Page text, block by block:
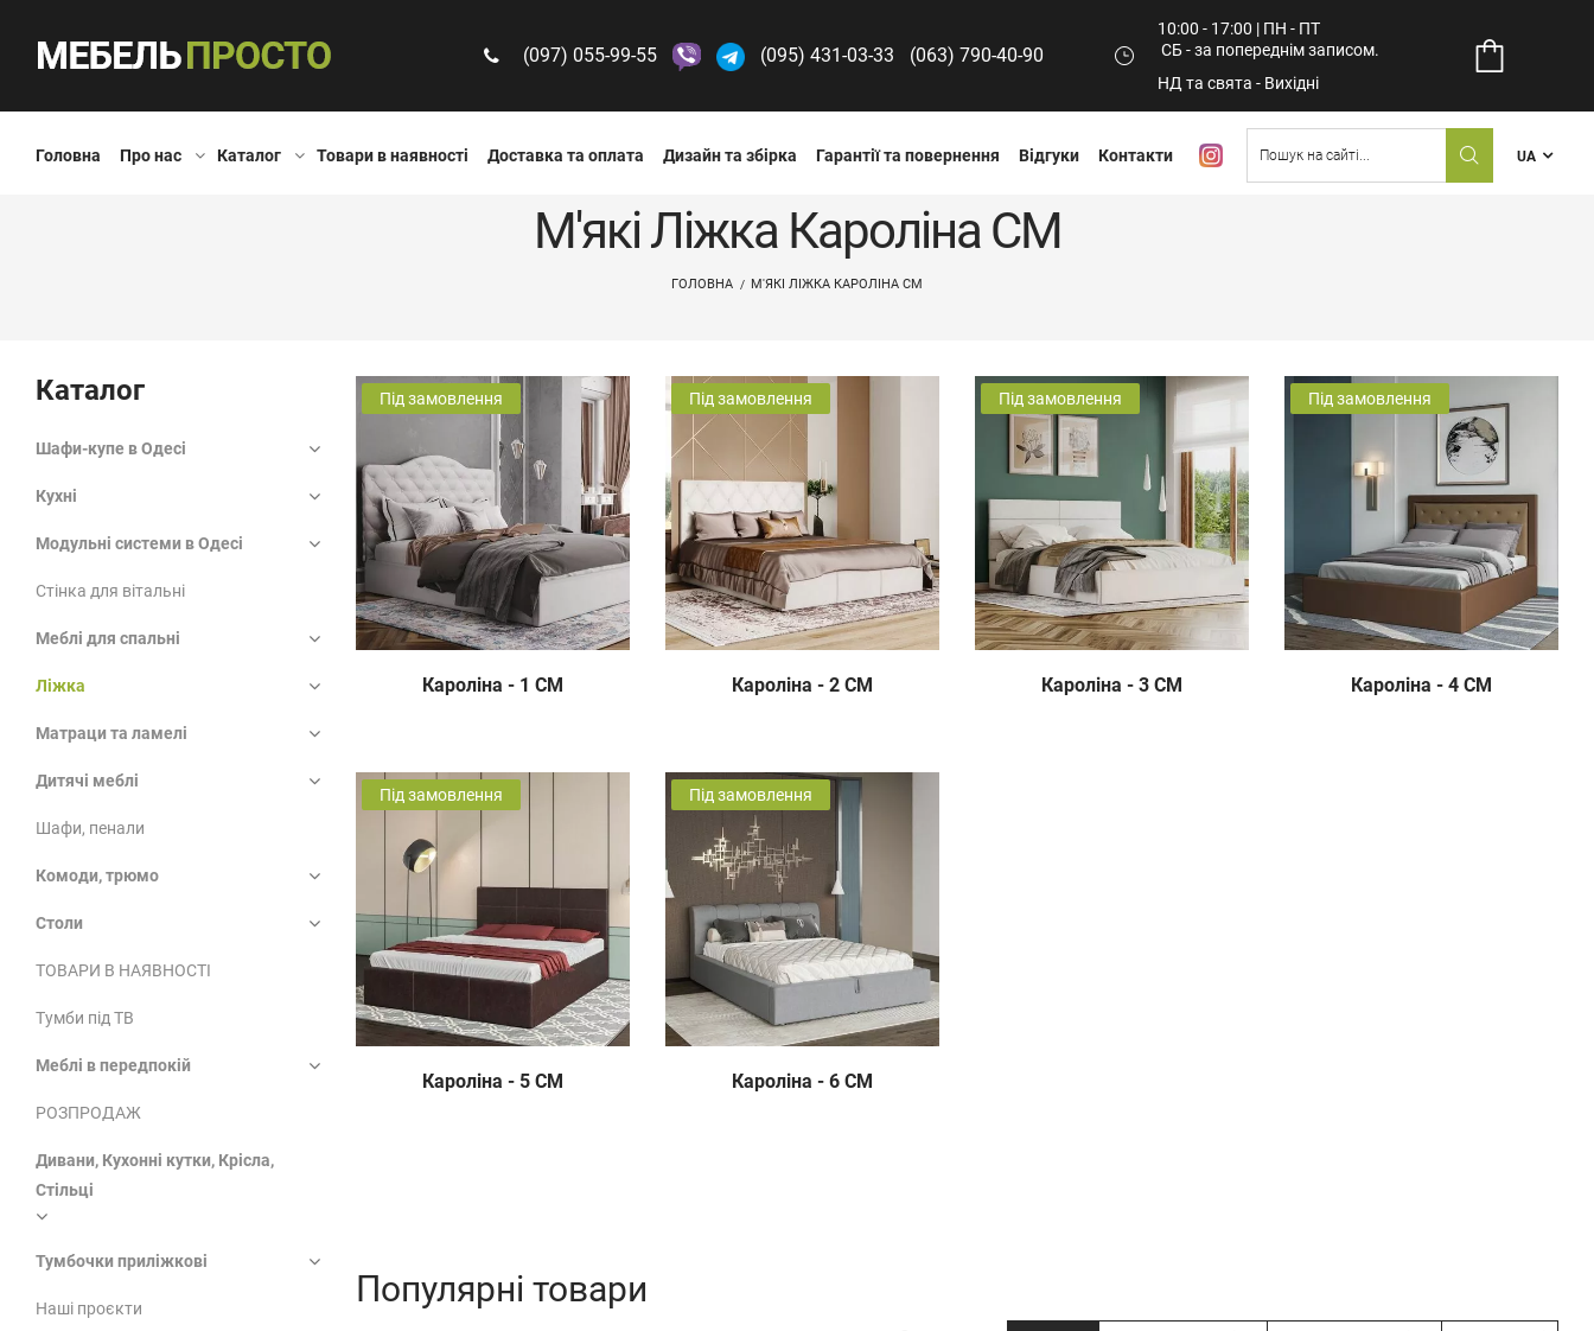
(097) 055-99-55 (095) 431-03-33 (063) 790-40-90
10:00 - 17:00 | ПН - ПТ
СБ - за попереднім записом.
НД та свята - Вихідні
Головна Про нас Каталог Товари в наявності Доставка та оплата Дизайн та збірка Гарантії та повернення Відгуки Контакти UA
М'які Ліжка Кароліна СМ
ГОЛОВНА М'ЯКІ ЛІЖКА КАРОЛІНА СМ
Каталог
Шафи-купе в Одесі
Кухні
Модульні системи в Одесі
Стінка для вітальні
Меблі для спальні
Ліжка
Матраци та ламелі
Дитячі меблі
Шафи, пенали
Комоди, трюмо
Столи
ТОВАРИ В НАЯВНОСТІ
Тумби під ТВ
Меблі в передпокій
РОЗПРОДАЖ
Дивани, Кухонні кутки, Крісла,
Стільці
Тумбочки приліжкові
Наші проєкти
Під замовлення
Кароліна - 1 СМ
Під замовлення
Кароліна - 2 СМ
Під замовлення
Кароліна - 3 СМ
Під замовлення
Кароліна - 4 СМ
Під замовлення
Кароліна - 5 СМ
Під замовлення
Кароліна - 6 СМ
Популярні товари